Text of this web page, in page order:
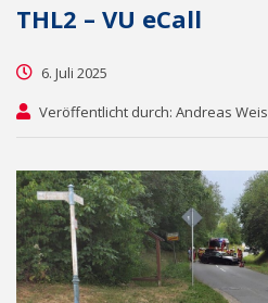
THL2 – VU eCall
6. Juli 2025
Veröffentlicht durch: Andreas Weis